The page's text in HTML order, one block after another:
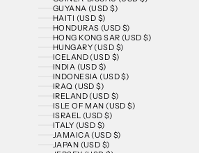
GUYANA (USD $)
HAITI (USD $)
HONDURAS (USD $)
HONG KONG SAR (USD $)
HUNGARY (USD $)
ICELAND (USD $)
INDIA (USD $)
INDONESIA (USD $)
IRAQ (USD $)
IRELAND (USD $)
ISLE OF MAN (USD $)
ISRAEL (USD $)
ITALY (USD $)
JAMAICA (USD $)
JAPAN (USD $)